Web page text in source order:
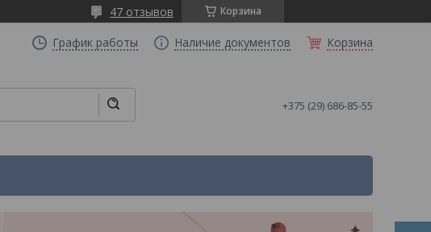
Корзина
47 отзывов
График работы Наличие документов Корзина
+375 (29) 686-85-55